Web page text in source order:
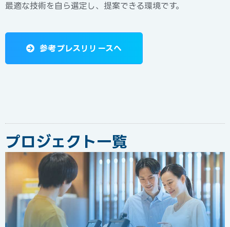
最適な技術を自ら選定し、提案できる環境です。
参考プレスリリースへ
プロジェクト一覧